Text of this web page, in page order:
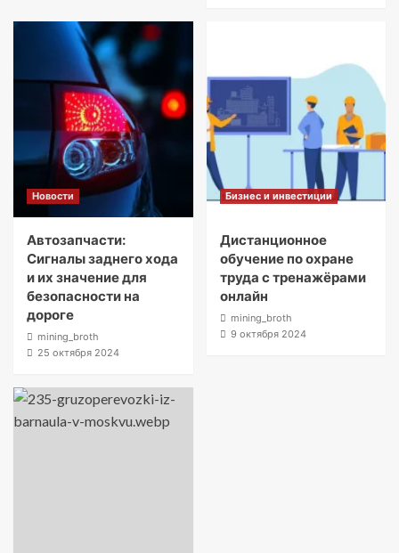
Новости
Автозапчасти:
Сигналы заднего хода
и их значение для
безопасности на
дороге
mining_broth
25 октября 2024
Бизнес и инвестиции
Дистанционное
обучение по охране
труда с тренажёрами
онлайн
mining_broth
9 октября 2024